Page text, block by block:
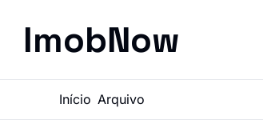
ImobNow
Início Arquivo